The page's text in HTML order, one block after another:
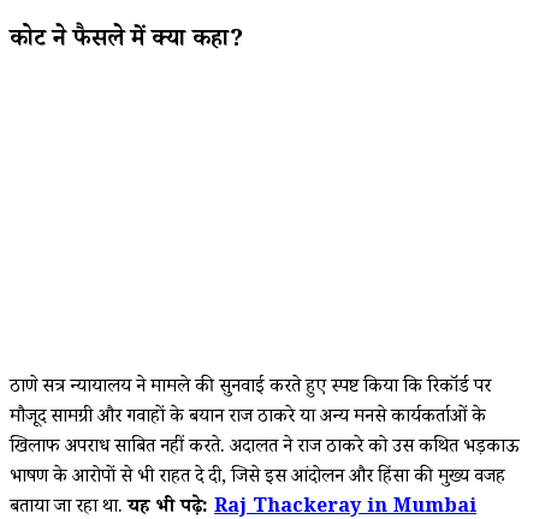
कोर्ट ने फैसले में क्या कहा?
ठाणे सत्र न्यायालय ने मामले की सुनवाई करते हुए स्पष्ट किया कि रिकॉर्ड पर
मौजूद सामग्री और गवाहों के बयान राज ठाकरे या अन्य मनसे कार्यकर्ताओं के
खिलाफ अपराध साबित नहीं करते. अदालत ने राज ठाकरे को उस कथित भड़काऊ
भाषण के आरोपों से भी राहत दे दी, जिसे इस आंदोलन और हिंसा की मुख्य वजह
बताया जा रहा था.यह भी पढ़े: Raj Thackeray in Mumbai